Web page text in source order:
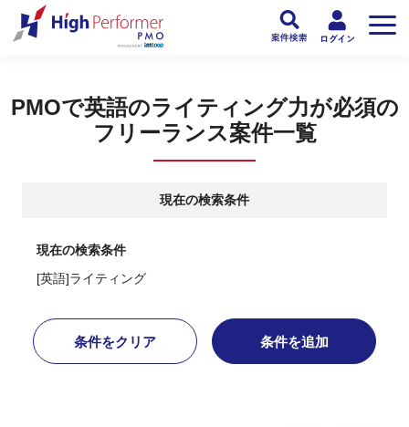
PMOで英語のライティング力が必須の
フリーランス案件一覧
現在の検索条件
現在の検索条件
[英語]ライティング
条件をクリア 条件を追加